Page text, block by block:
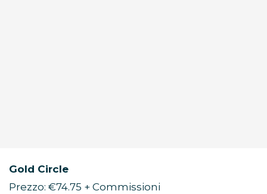
Gold Circle
Prezzo: €74.75 + Commissioni